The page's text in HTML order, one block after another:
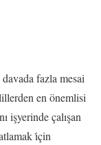
davada fazla mesai
en önemlisi
işyerinde çalışan
i̇çin